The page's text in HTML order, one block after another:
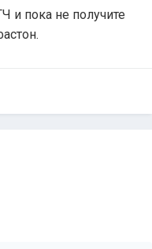
и пока не получите